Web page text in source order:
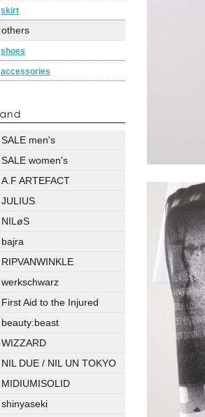
skirt
others
shoes
accessories
SALE men's
SALE women's
A.F ARTEFACT
JULIUS
NILøS
bajra
RIPVANWINKLE
werkschwarz
First Aid to the Injured
beauty:beast
WIZZARD
NIL DUE / NIL UN TOKYO
MIDIUMISOLID
shinyaseki